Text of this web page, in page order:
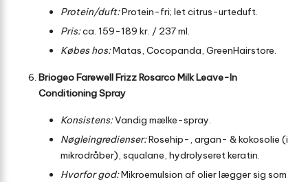
Protein/duft:Protein-fri; let citrus-urteduft.
Pris:ca. 159-189 kr. / 237 ml.
Købes hos:Matas, Cocopanda, GreenHairstore.
Briogeo Farewell Frizz Rosarco Milk Leave-In
Conditioning Spray
Konsistens:Vandig mælke-spray.
Nøgleingredienser:Rosehip-, argan- & kokosolie (i
mikrodråber), squalane, hydrolyseret keratin.
Hvorfor god:Mikroemulsion af olier lægger sig som